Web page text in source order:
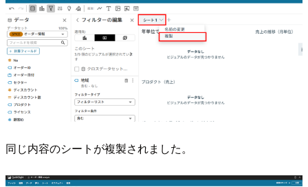
同じ内容のシートが複製されました。